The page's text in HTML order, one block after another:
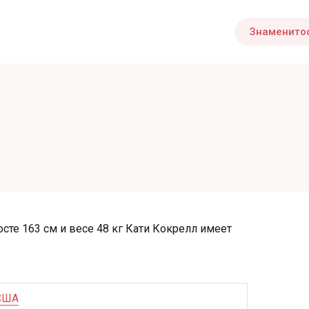
163 см и весе 48 кг Кати Кокрелл имеет